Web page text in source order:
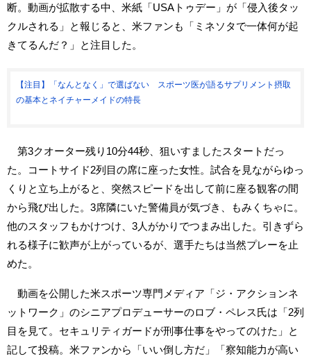
断。動画が拡散する中、米紙「USAトゥデー」が「侵入後タッ
クルされる」と報じると、米ファンも「ミネソタで一体何が起
きてるんだ？」と注目した。
【注目】「なんとなく」で選ばない スポーツ医が語るサプリメント摂取
の基本とネイチャーメイドの特長
第3クオーター残り10分44秒、狙いすましたスタートだっ
た。コートサイド2列目の席に座った女性。試合を見ながらゆっ
くりと立ち上がると、突然スピードを出して前に座る観客の間
から飛び出した。3席隣にいた警備員が気づき、もみくちゃに。
他のスタッフもかけつけ、3人がかりでつまみ出した。引きずら
れる様子に歓声が上がっているが、選手たちは当然プレーを止
めた。
動画を公開した米スポーツ専門メディア「ジ・アクションネ
ットワーク」のシニアプロデューサーのロブ・ペレス氏は「2列
目を見て。セキュリティガードが刑事仕事をやってのけた」と
記して投稿。米ファンから「いい倒し方だ」「察知能力が高い